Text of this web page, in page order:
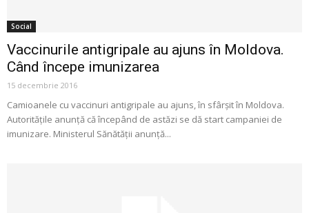
Social
Vaccinurile antigripale au ajuns în Moldova.
Când începe imunizarea
15 decembrie 2016
Camioanele cu vaccinuri antigripale au ajuns, în sfârşit în Moldova.
Autorităţile anunţă că începând de astăzi se dă start campaniei de
imunizare. Ministerul Sănătăţii anunţă...